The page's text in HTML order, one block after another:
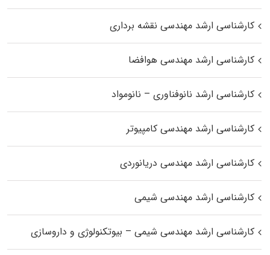
کارشناسی ارشد مهندسی نقشه برداری
کارشناسی ارشد مهندسی هوافضا
کارشناسی ارشد نانوفناوری – نانومواد
کارشناسی ارشد مهندسی کامپیوتر
کارشناسی ارشد مهندسی دریانوردی
کارشناسی ارشد مهندسی شیمی
کارشناسی ارشد مهندسی شیمی – بیوتکنولوژی و داروسازی